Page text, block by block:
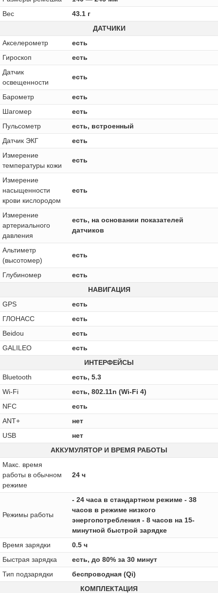
Вес
43.1 г
ДАТЧИКИ
Акселерометр
есть
Гироскоп
есть
Датчик
освещенности
есть
Барометр
есть
Шагомер
есть
Пульсометр
есть, встроенный
Датчик ЭКГ
есть
Измерение
температуры кожи
есть
Измерение
насыщенности
крови кислородом
есть
Измерение
артериального
давления
есть, на основании показателей
датчиков
Альтиметр
(высотомер)
есть
Глубиномер
есть
НАВИГАЦИЯ
GPS
есть
ГЛОНАСС
есть
Beidou
есть
GALILEO
есть
ИНТЕРФЕЙСЫ
Bluetooth
есть, 5.3
Wi-Fi
есть, 802.11n (Wi-Fi 4)
NFC
есть
ANT+
нет
USB
нет
АККУМУЛЯТОР И ВРЕМЯ РАБОТЫ
Макс. время
работы в обычном
режиме
24 ч
Режимы работы
- 24 часа в стандартном режиме - 38
часов в режиме низкого
энергопотребления - 8 часов на 15-
минутной быстрой зарядке
Время зарядки
0.5 ч
Быстрая зарядка
есть, до 80% за 30 минут
Тип подзарядки
беспроводная (Qi)
КОМПЛЕКТАЦИЯ